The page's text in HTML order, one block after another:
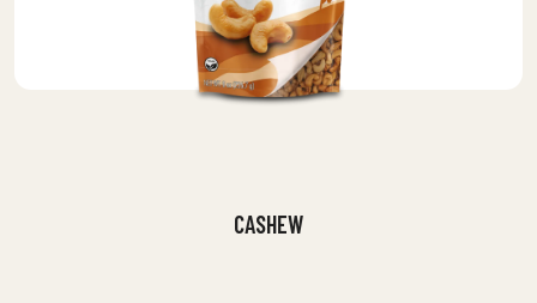
CASHEW